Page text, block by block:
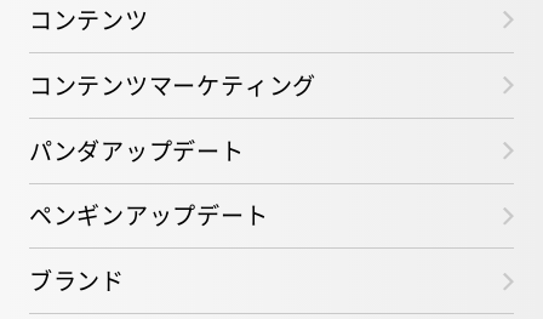
コンテンツ
コンテンツマーケティング
パンダアップデート
ペンギンアップデート
ブランド